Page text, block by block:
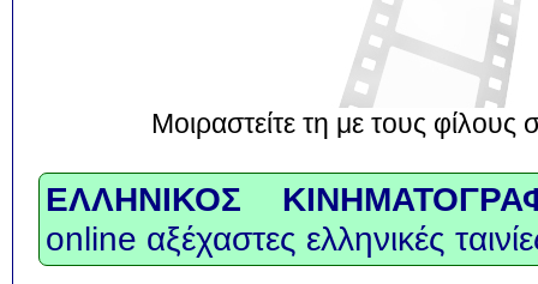
Μοιραστείτε τη με τους φίλους
ΕΛΛΗΝΙΚΟΣ
online αξέχαστες ελληνικές